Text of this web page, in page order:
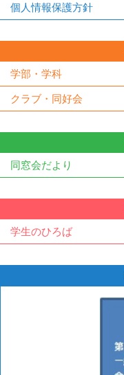
個人情報保護方針
学部・学科
クラブ・同好会
同窓会だより
学生のひろば